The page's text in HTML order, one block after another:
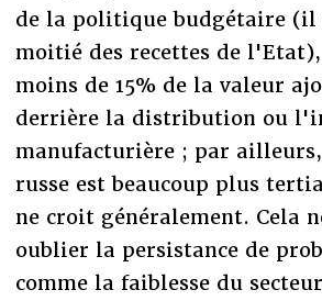
de la politique budgétaire (il
moitié des recettes de
moins de 15% de la valeur
derrière la distribution ou
manufacturière ; par
russe est beaucoup plus
ne croit généralement. Cela
oublier la persistance de
comme la faiblesse du